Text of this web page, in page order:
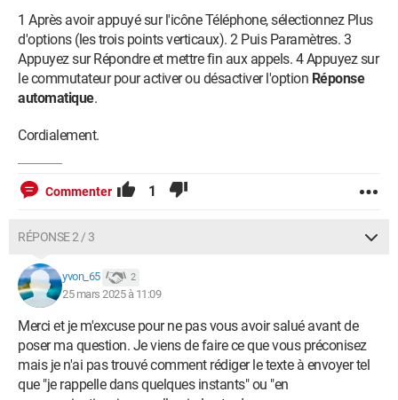
1 Après avoir appuyé sur l'icône Téléphone, sélectionnez Plus
d'options (les trois points verticaux). 2 Puis Paramètres. 3
Appuyez sur Répondre et mettre fin aux appels. 4 Appuyez sur
le commutateur pour activer ou désactiver l'option Réponse
automatique.
Cordialement.
Commenter 1
RÉPONSE 2 / 3
yvon_65 2
25 mars 2025 à 11:09
Merci et je m'excuse pour ne pas vous avoir salué avant de
poser ma question. Je viens de faire ce que vous préconisez
mais je n'ai pas trouvé comment rédiger le texte à envoyer tel
que "je rappelle dans quelques instants" ou "en